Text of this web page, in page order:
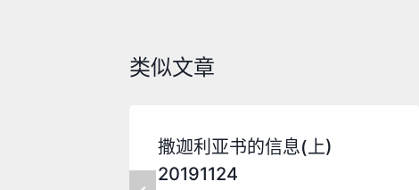
类似文章
撒迦利亚书的信息(上)
20191124